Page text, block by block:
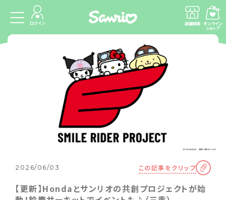
ログイン 店舗検索 オンライン
ショップ
2026/06/03 この記事をクリップ
【更新】Hondaとサンリオの共創プロジェクトが始